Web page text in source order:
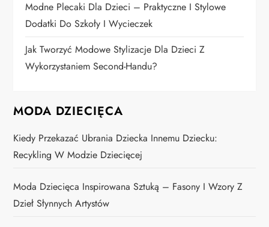
Modne Plecaki Dla Dzieci – Praktyczne I Stylowe
Dodatki Do Szkoły I Wycieczek
Jak Tworzyć Modowe Stylizacje Dla Dzieci Z
Wykorzystaniem Second-Handu?
MODA DZIECIĘCA
Kiedy Przekazać Ubrania Dziecka Innemu Dziecku:
Recykling W Modzie Dziecięcej
Moda Dziecięca Inspirowana Sztuką – Fasony I Wzory Z
Dzieł Słynnych Artystów